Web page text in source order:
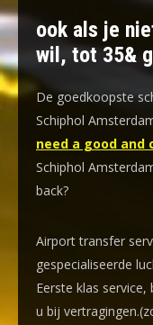
ook als je
wil, tot 35&
De goedkoopste
Schiphol
need a good
Schiphol
back?
Airport transfer
gespecialiseerde
Eerste klas
u bij